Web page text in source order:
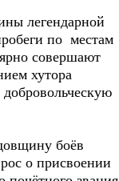
легендарной
по местам
совершают
хутора
боёв
о присвоении